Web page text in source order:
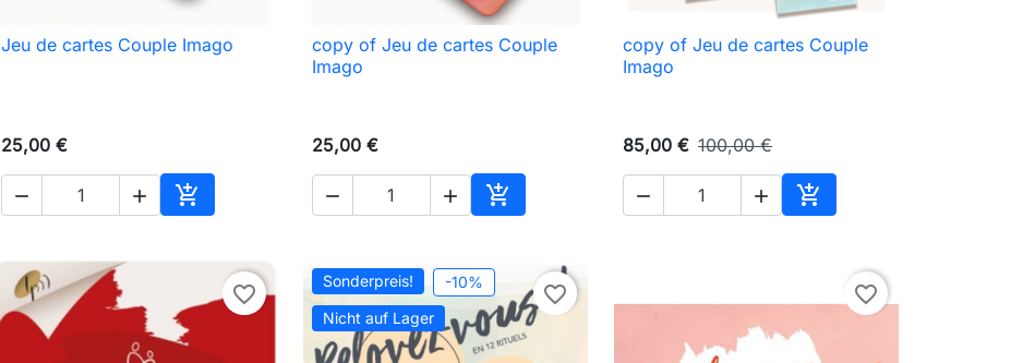
 Vorschau
Jeu de cartes Couple Imago
25,00 €
  
In den Warenkorb
 Vorschau
copy of Jeu de cartes Couple
Imago
25,00 €
  
In den Warenkorb
 Vorschau
copy of Jeu de cartes Couple
Imago
85,00 € 100,00 €
  
In den Warenkorb
favorite_border Sonderpreis!
-10%
Nicht auf Lager
favorite_border favorite_border